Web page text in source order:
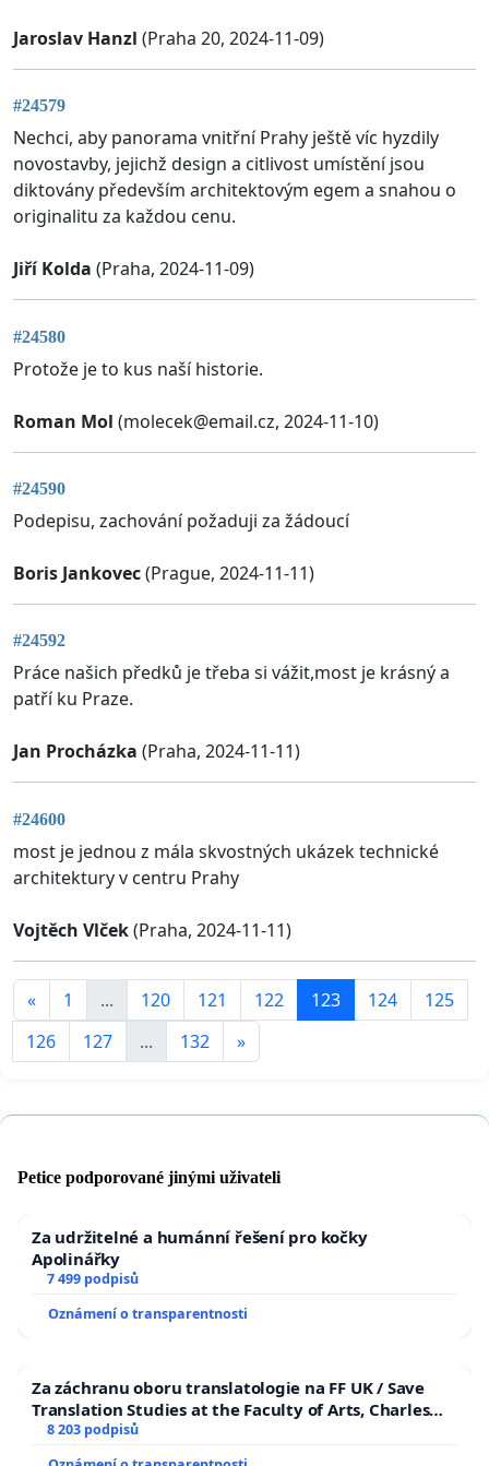
Jaroslav Hanzl (Praha 20, 2024-11-09)
#24579
Nechci, aby panorama vnitřní Prahy ještě víc hyzdily
novostavby, jejichž design a citlivost umístění jsou
diktovány především architektovým egem a snahou o
originalitu za každou cenu.
Jiří Kolda (Praha, 2024-11-09)
#24580
Protože je to kus naší historie.
Roman Mol (molecek@email.cz, 2024-11-10)
#24590
Podepisu, zachování požaduji za žádoucí
Boris Jankovec(Prague, 2024-11-11)
#24592
Práce našich předků je třeba si vážit,most je krásný a
patří ku Praze.
Jan Procházka (Praha, 2024-11-11)
#24600
most je jednou z mála skvostných ukázek technické
architektury v centru Prahy
Vojtěch Vlček(Praha, 2024-11-11)
« 1 ... 120 121 122 123 124
125
126
127 ... 132 »
Petice podporované jinými uživateli
Za udržitelné a humánní řešení pro kočky
Apolinářky
7 499 podpisů
Oznámení o transparentnosti
Za záchranu oboru translatologie na FF UK / Save
Translation Studies at the Faculty of Arts, Charles
University
8 203 podpisů